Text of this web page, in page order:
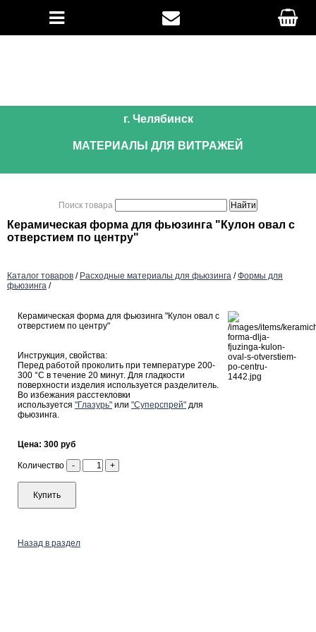
г. Челябинск
МАТЕРИАЛЫ ДЛЯ ВИТРАЖЕЙ
Поиск товара
Керамическая форма для фьюзинга "Кулон овал с
отверстием по центру"
Каталог товаров / Расходные материалы для фьюзинга /Формы для
фьюзинга /
Керамическая форма для фьюзинга "Кулон овал с
отверстием по центру"
Инструкция, свойства:
Перед работой проколить при температуре 200-
300 °С в течение 20 минут. Для гладкости
поверхности изделия используется разделитель.
Во избежания расстекловки
используется "Глазурь" или "Суперспрей" для
фьюзинга.
Цена: 300 руб
Количество - +
Купить
Назад в раздел